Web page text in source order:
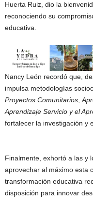
Huerta Ruiz, dio la
reconociendo su
educativa.
Nancy León recordó que,
impulsa metodologías
Proyectos Comunitarios,
Aprendizaje Servicio y el
fortalecer la investigación y
Finalmente, exhortó a las y
aprovechar al máximo esta
transformación educativa
disposición para innovar